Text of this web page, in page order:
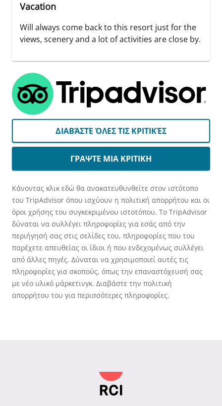
Vacation
Will always come back to this resort just for the
views, scenery and a lot of activities are close by.
ΔΙΑΒΆΣΤΕ ΌΛΕΣ ΤΙΣ ΚΡΙΤΙΚΈΣ
ΓΡΑΨΤΕ ΜΙΑ ΚΡΙΤΙΚΗ
Κάνοντας κλικ εδώ θα ανακατευθυνθείτε στον ιστότοπο
του TripAdvisor όπου ισχύουν η πολιτική απορρήτου και οι
όροι χρήσης του συγκεκριμένου ιστοτόπου. Το TripAdvisor
δύναται να συλλέγει πληροφορίες για εσάς από την
περιήγησή σας στις σελίδες του, πληροφορίες που του
παρέχετε απευθείας οι ίδιοι ή που ενδεχομένως συλλέγει
από άλλες πηγές. Δύναται να χρησιμοποιεί αυτές τις
πληροφορίες για σκοπούς, όπως την επαναστόχευσή σας
με νέο υλικό μάρκετινγκ. Διαβάστε την πολιτική
απορρήτου του για περισσότερες πληροφορίες.